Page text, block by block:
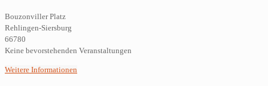
Bouzonviller Platz
Rehlingen-Siersburg
66780
Keine bevorstehenden Veranstaltungen
Weitere Informationen